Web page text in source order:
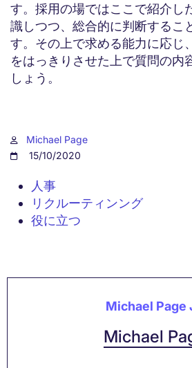
す。採用の場ではここで紹介し
識しつつ、総合的に判断するこ
す。その上で求める能力に応じ
をはっきりさせた上で質問の内
しょう。
Michael Page
15/10/2020
人事
リクルーティンング
役に立つ
Michael Page
Michael